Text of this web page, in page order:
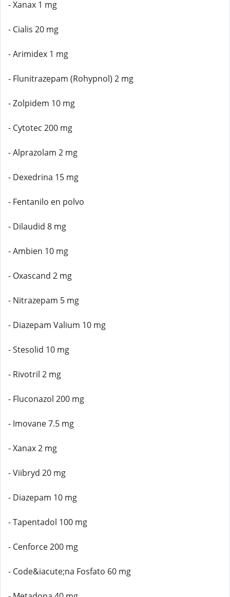
- Xanax 1 mg
- Cialis 20 mg
- Arimidex 1 mg
- Flunitrazepam (Rohypnol) 2 mg
- Zolpidem 10 mg
- Cytotec 200 mg
- Alprazolam 2 mg
- Dexedrina 15 mg
- Fentanilo en polvo
- Dilaudid 8 mg
- Ambien 10 mg
- Oxascand 2 mg
- Nitrazepam 5 mg
- Diazepam Valium 10 mg
- Stesolid 10 mg
- Rivotril 2 mg
- Fluconazol 200 mg
- Imovane 7.5 mg
- Xanax 2 mg
- Viibryd 20 mg
- Diazepam 10 mg
- Tapentadol 100 mg
- Cenforce 200 mg
- Code&iacute;na Fosfato 60 mg